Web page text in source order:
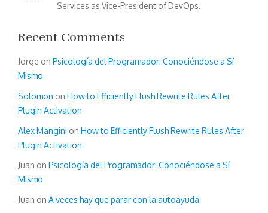
Services as Vice-President of DevOps.
Recent Comments
Jorge on Psicología del Programador: Conociéndose a Sí
Mismo
Solomon on How to Efficiently Flush Rewrite Rules After
Plugin Activation
Alex Mangini on How to Efficiently Flush Rewrite Rules After
Plugin Activation
Juan on Psicología del Programador: Conociéndose a Sí
Mismo
Juan on A veces hay que parar con la autoayuda